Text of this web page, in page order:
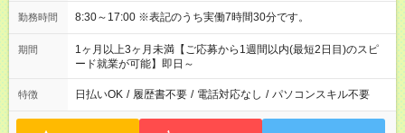
勤務時間 8:30～17:00 ※表記のうち実働7時間30分です。
期間
1ヶ月以上3ヶ月未満【ご応募から1週間以内(最短2日目)のスピ
ード就業が可能】即日～
特徴 日払いOK / 履歴書不要 / 電話対応なし / パソコンスキル不要